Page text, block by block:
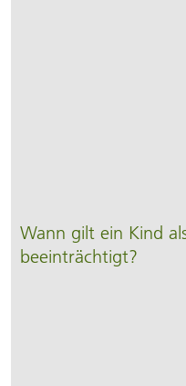
Wann gilt ein Kind
beeinträchtigt?